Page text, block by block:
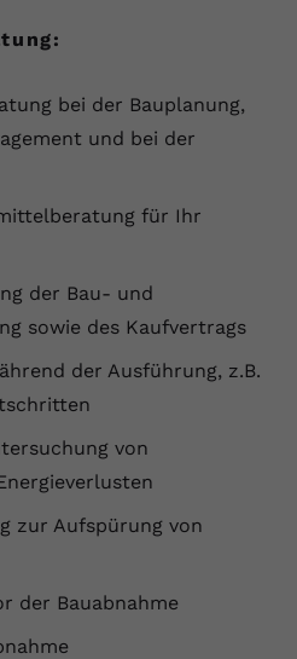
bei der Bauplanung,
und bei der
für Ihr
der Bau- und
sowie des Kaufvertrags
der Ausführung, z.B.
von
zur Aufspürung von
der Bauabnahme